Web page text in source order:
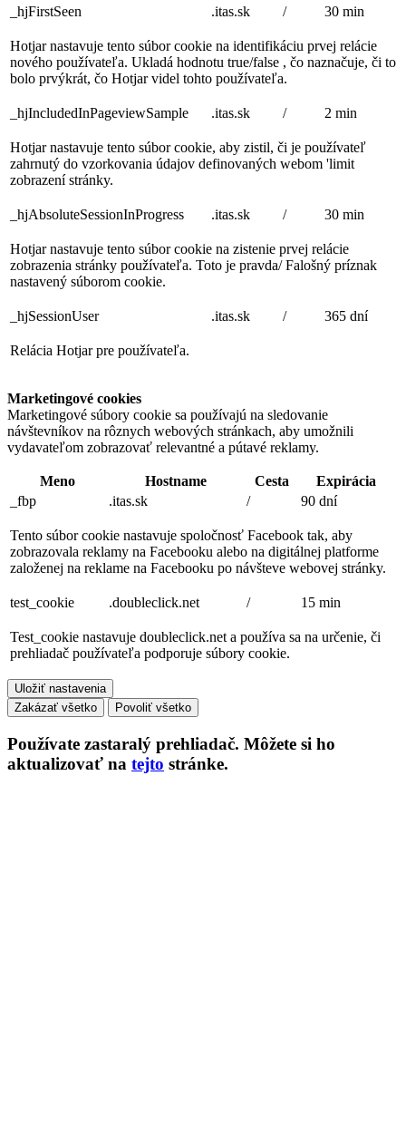
_hjFirstSeen .itas.sk / 30 min
Hotjar nastavuje tento súbor cookie na identifikáciu prvej relácie
nového používateľa. Ukladá hodnotu true/false , čo naznačuje, či to
bolo prvýkrát, čo Hotjar videl tohto používateľa.
_hjIncludedInPageviewSample .itas.sk / 2 min
Hotjar nastavuje tento súbor cookie, aby zistil, či je používateľ
zahrnutý do vzorkovania údajov definovaných webom 'limit
zobrazení stránky.
_hjAbsoluteSessionInProgress .itas.sk / 30 min
Hotjar nastavuje tento súbor cookie na zistenie prvej relácie
zobrazenia stránky používateľa. Toto je pravda/ Falošný príznak
nastavený súborom cookie.
_hjSessionUser .itas.sk / 365 dní
Relácia Hotjar pre používateľa.
Marketingové cookies
Marketingové súbory cookie sa používajú na sledovanie
návštevníkov na rôznych webových stránkach, aby umožnili
vydavateľom zobrazovať relevantné a pútavé reklamy.
Meno Hostname Cesta
Expirácia
_fbp
.itas.sk / 90 dní
Tento súbor cookie nastavuje spoločnosť Facebook tak, aby
zobrazovala reklamy na Facebooku alebo na digitálnej platforme
založenej na reklame na Facebooku po návšteve webovej stránky.
test_cookie .doubleclick.net / 15 min
Test_cookie nastavuje doubleclick.net a používa sa na určenie, či
prehliadač používateľa podporuje súbory cookie.
Uložiť nastavenia
Zakázať všetko
Povoliť všetko
Používate zastaralý prehliadač. Môžete si ho
aktualizovať na tejto stránke.